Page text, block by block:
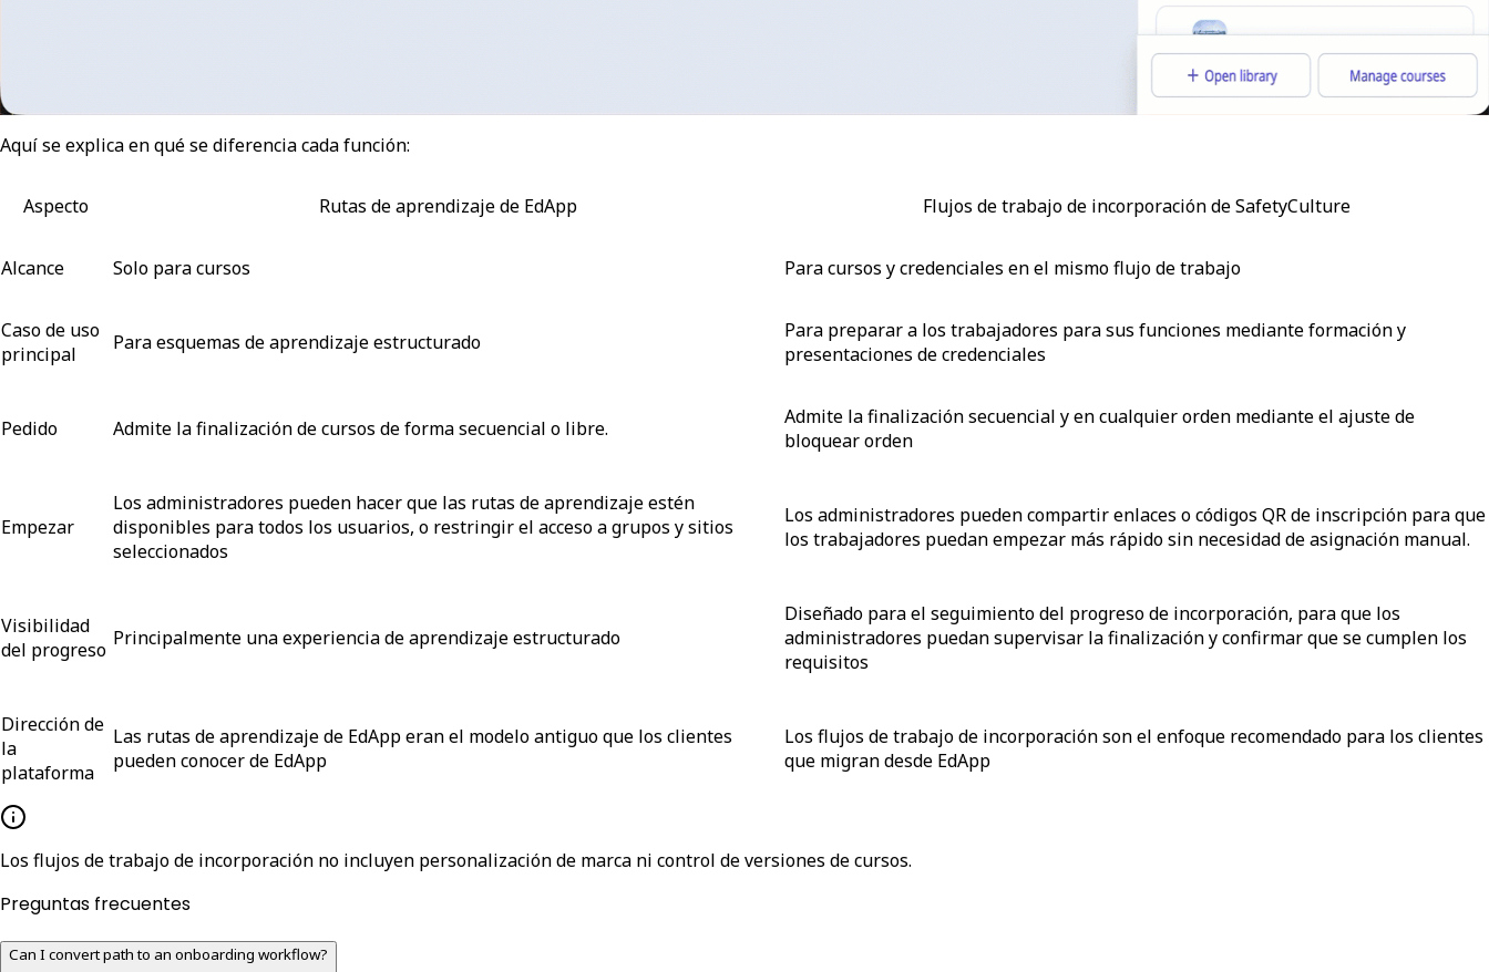
Aquí se explica en qué se diferencia cada función:
Aspecto Rutas de aprendizaje de EdApp Flujos de trabajo de incorporación de SafetyCulture
Alcance Solo para cursos Para cursos y credenciales en el mismo flujo de trabajo
Caso de uso
principal
Para esquemas de aprendizaje estructurado
Para preparar a los trabajadores para sus funciones mediante formación y
presentaciones de credenciales
Pedido Admite la finalización de cursos de forma secuencial o libre.
Admite la finalización secuencial y en cualquier orden mediante el ajuste de
bloquear orden
Empezar
Los administradores pueden hacer que las rutas de aprendizaje estén
disponibles para todos los usuarios, o restringir el acceso a grupos y sitios
seleccionados
Los administradores pueden compartir enlaces o códigos QR de inscripción para que
los trabajadores puedan empezar más rápido sin necesidad de asignación manual.
Visibilidad
del progreso Principalmente una experiencia de aprendizaje estructurado
Diseñado para el seguimiento del progreso de incorporación, para que los
administradores puedan supervisar la finalización y confirmar que se cumplen los
requisitos
Dirección de
la
plataforma
Las rutas de aprendizaje de EdApp eran el modelo antiguo que los clientes
pueden conocer de EdApp
Los flujos de trabajo de incorporación son el enfoque recomendado para los clientes
que migran desde EdApp
Los flujos de trabajo de incorporación no incluyen personalización de marca ni control de versiones de cursos.
Preguntas frecuentes
Can I convert path to an onboarding workflow?